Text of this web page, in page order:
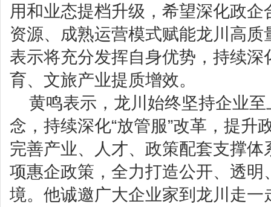
用和业态提档升级，希望深化政
资源、成熟运营模式赋能龙川高
表示将充分发挥自身优势，持续
育、文旅产业提质增效。
黄鸣表示，龙川始终坚持企业
念，持续深化“放管服”改革，提升
完善产业、人才、政策配套支撑
项惠企政策，全力打造公开、透明
境。他诚邀广大企业家到龙川走一